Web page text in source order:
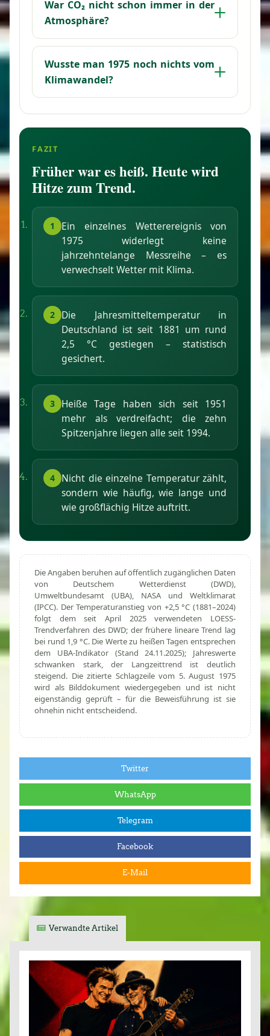
War CO₂ nicht schon immer in der
Atmosphäre?
Wusste man 1975 noch nichts vom
Klimawandel?
FAZIT
Früher war es heiß. Heute wird
Hitze zum Trend.
1
Ein einzelnes Wetterereignis von
1975 widerlegt keine
jahrzehntelange Messreihe – es
verwechselt Wetter mit Klima.
2
Die Jahresmittel­temperatur in
Deutschland ist seit 1881 um rund
2,5 °C gestiegen – statistisch
gesichert.
3
Heiße Tage haben sich seit 1951
mehr als verdreifacht; die zehn
Spitzenjahre liegen alle seit 1994.
4
Nicht die einzelne Temperatur zählt,
sondern wie häufig, wie lange und
wie großflächig Hitze auftritt.
Die Angaben beruhen auf öffentlich zugänglichen Daten
von Deutschem Wetterdienst (DWD),
Umweltbundesamt (UBA), NASA und Weltklimarat
(IPCC). Der Temperaturanstieg von +2,5 °C (1881–2024)
folgt dem seit April 2025 verwendeten LOESS-
Trendverfahren des DWD; der frühere lineare Trend lag
bei rund 1,9 °C. Die Werte zu heißen Tagen entsprechen
dem UBA-Indikator (Stand 24.11.2025); Jahreswerte
schwanken stark, der Langzeittrend ist deutlich
steigend. Die zitierte Schlagzeile vom 5. August 1975
wird als Bilddokument wiedergegeben und ist nicht
eigenständig geprüft – für die Beweisführung ist sie
ohnehin nicht entscheidend.
Twitter
WhatsApp
Telegram
Facebook
E-Mail
Verwandte Artikel